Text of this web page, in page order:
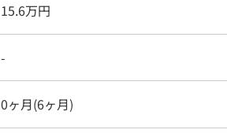
15.6万円
-
0ヶ月(6ヶ月)